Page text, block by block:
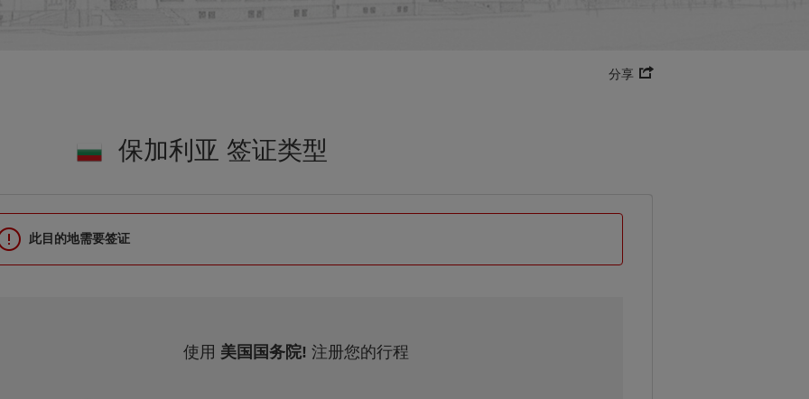
分享
保加利亚 签证类型
此目的地需要签证
使用 美国国务院! 注册您的行程